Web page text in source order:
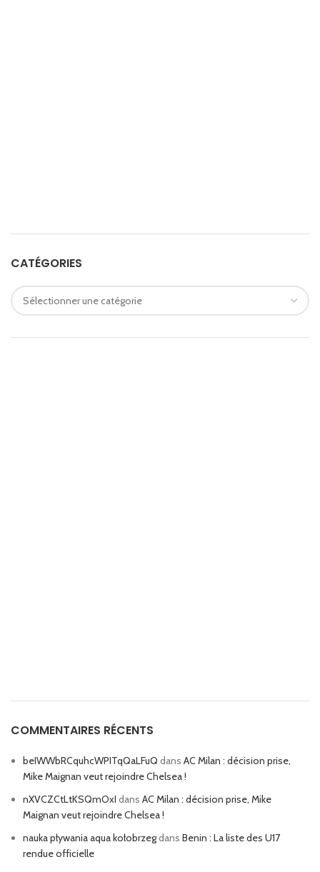
CATÉGORIES
COMMENTAIRES RÉCENTS
beIWWbRCquhcWPITqQaLFuQ dans AC Milan : décision prise,
Mike Maignan veut rejoindre Chelsea !
nXVCZCtLtKSQmOxI dans AC Milan : décision prise, Mike
Maignan veut rejoindre Chelsea !
nauka pływania aqua kołobrzegdans Benin : La liste des U17
rendue officielle